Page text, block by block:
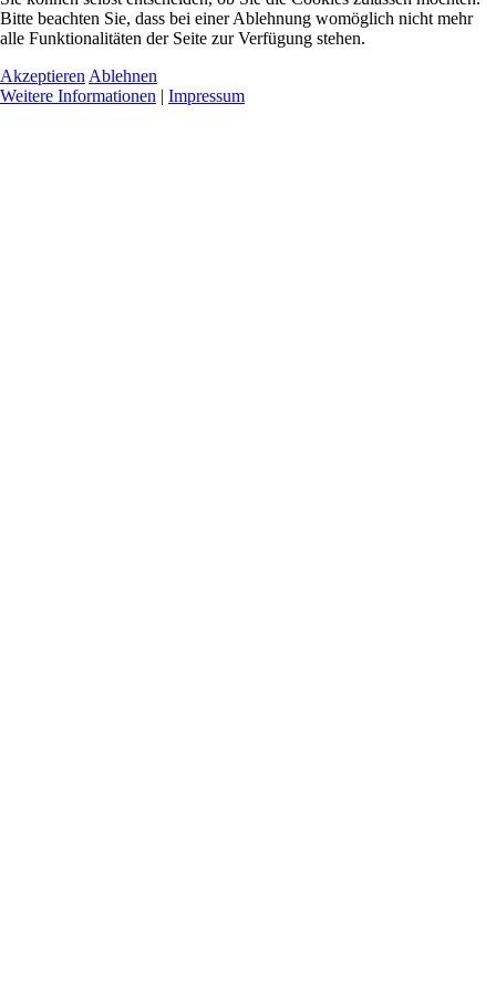
Bitte beachten Sie, dass bei einer Ablehnung womöglich nicht mehr
alle Funktionalitäten der Seite zur Verfügung stehen.
Akzeptieren Ablehnen
Weitere Informationen | Impressum